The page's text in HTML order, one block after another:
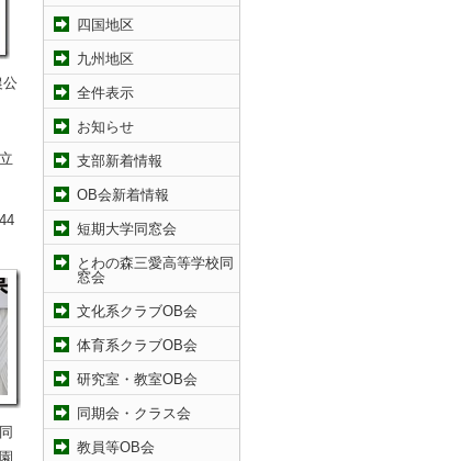
公
四国地区
九州地区
全件表示
お知らせ
支部新着情報
OB会新着情報
短期大学同窓会
とわの森三愛高等学校同
窓会
文化系クラブOB会
体育系クラブOB会
研究室・教室OB会
同期会・クラス会
教員等OB会